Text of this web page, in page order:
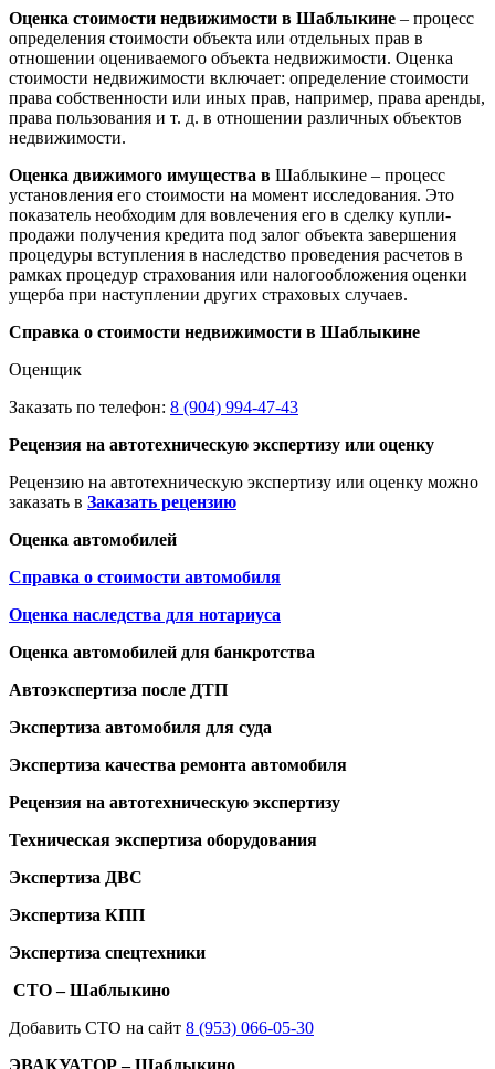
Оценка стоимости недвижимости в Шаблыкине – процесс
определения стоимости объекта или отдельных прав в
отношении оцениваемого объекта недвижимости. Оценка
стоимости недвижимости включает: определение стоимости
права собственности или иных прав, например, права аренды,
права пользования и т. д. в отношении различных объектов
недвижимости.
Оценка движимого имущества в Шаблыкине – процесс
установления его стоимости на момент исследования. Это
показатель необходим для вовлечения его в сделку купли-
продажи получения кредита под залог объекта завершения
процедуры вступления в наследство проведения расчетов в
рамках процедур страхования или налогообложения оценки
ущерба при наступлении других страховых случаев.
Справка о стоимости недвижимости в Шаблыкине
Оценщик
Заказать по телефон: 8 (904) 994-47-43
Рецензия на автотехническую экспертизу или оценку
Рецензию на автотехническую экспертизу или оценку можно
заказать в Заказать рецензию
Оценка автомобилей
Справка о стоимости автомобиля
Оценка наследства для нотариуса
Оценка автомобилей для банкротства
Автоэкспертиза после ДТП
Экспертиза автомобиля для суда
Экспертиза качества ремонта автомобиля
Рецензия на автотехническую экспертизу
Техническая экспертиза оборудования
Экспертиза ДВС
Экспертиза КПП
Экспертиза спецтехники
СТО – Шаблыкино
Добавить СТО на сайт 8 (953) 066-05-30
ЭВАКУАТОР – Шаблыкино